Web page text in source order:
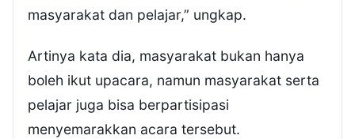
masyarakat dan pelajar,” ungkap.
Artinya kata dia, masyarakat bukan hanya
boleh ikut upacara, namun masyarakat serta
pelajar juga bisa berpartisipasi
menyemarakkan acara tersebut.